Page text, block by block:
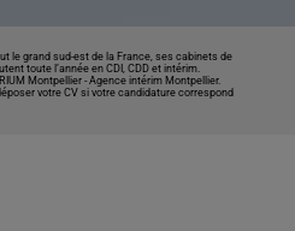
le grand sud-est de la France, ses cabinets de
toute l’année en CDI, CDD et intérim.
Montpellier -Agence intérim Montpellier.
votre CV si votre candidature correspond